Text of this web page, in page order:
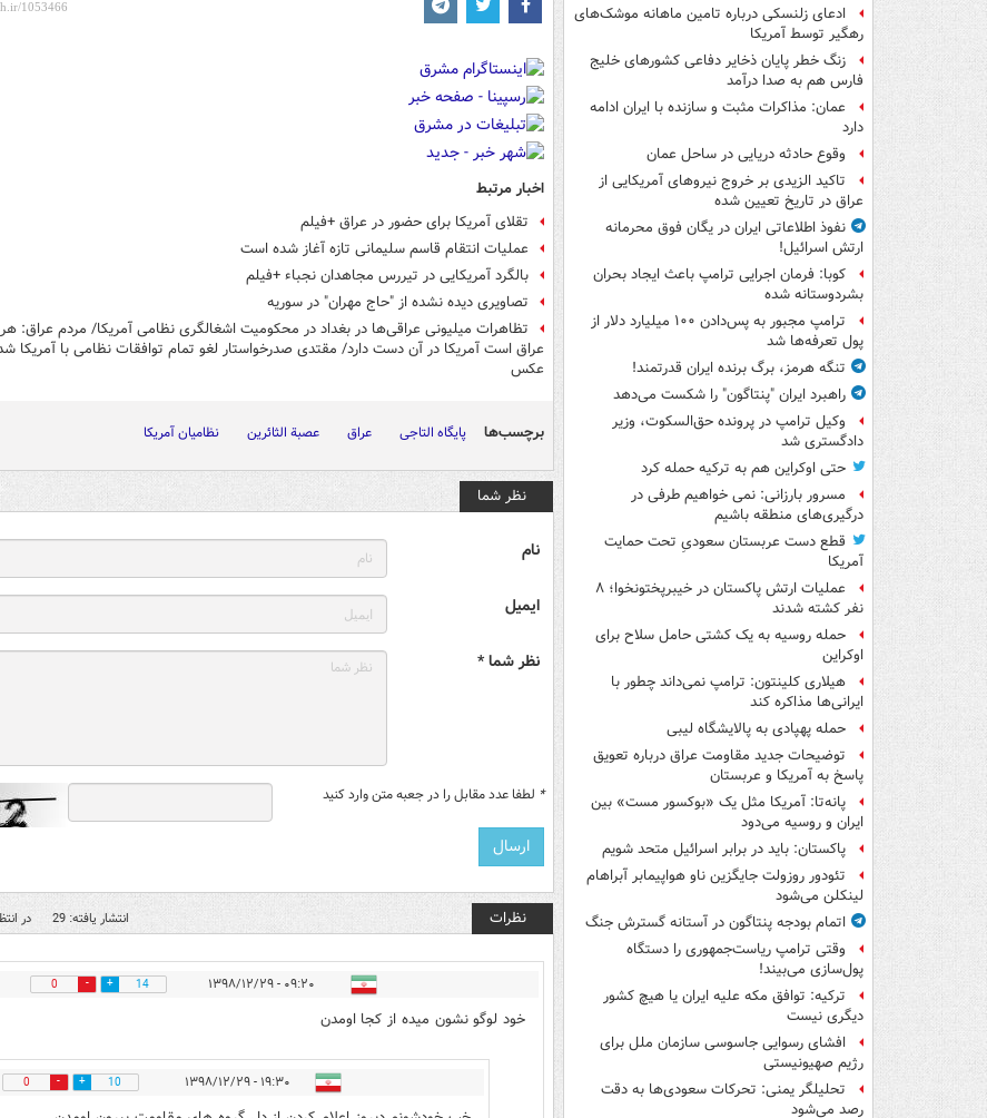
ادعای زلنسکی درباره تامین ماهانه موشک‌های
رهگیر توسط آمریکا
زنگ خطر پایان ذخایر دفاعی کشورهای خلیج
فارس هم به صدا درآمد
عمان: مذاکرات مثبت و سازنده با ایران ادامه
دارد
وقوع حادثه دریایی در ساحل عمان
تاکید الزیدی بر خروج نیروهای آمریکایی از
عراق در تاریخ تعیین شده
نفوذ اطلاعاتی ایران در یگان فوق محرمانه
ارتش اسرائیل!
کوبا: فرمان اجرایی ترامپ باعث ایجاد بحران
بشردوستانه شده
ترامپ مجبور به پس‌دادن ۱۰۰ میلیارد دلار از
پول تعرفه‌ها شد
تنگه هرمز، برگ برنده ایران قدرتمند!
راهبرد ایران "پنتاگون" را شکست می‌دهد
وکیل ترامپ در پرونده حق‌السکوت، وزیر
دادگستری شد
حتی اوکراین هم به ترکیه حمله کرد
مسرور بارزانی: نمی خواهیم طرفی در
درگیری‌های منطقه باشیم
قطع دست عربستان سعودیِ تحت حمایت
آمریکا
عملیات ارتش پاکستان در خیبرپختونخوا؛ ۸
نفر کشته شدند
حمله روسیه به یک کشتی حامل سلاح برای
اوکراین
هیلاری کلینتون: ترامپ نمی‌داند چطور با
ایرانی‌ها مذاکره کند
حمله پهپادی به پالایشگاه لیبی
توضیحات جدید مقاومت عراق درباره تعویق
پاسخ به آمریکا و عربستان
پانه‌تا: آمریکا مثل یک «بوکسور مست» بین
ایران و روسیه می‌دود
پاکستان: باید در برابر اسرائیل متحد شویم
تئودور روزولت جایگزین ناو هواپیمابر آبراهام
لینکلن می‌شود
اتمام بودجه پنتاگون در آستانه گسترش جنگ
وقتی ترامپ ریاست‌جمهوری را دستگاه
پول‌سازی می‌بیند!
ترکیه: توافق مکه علیه ایران یا هیچ کشور
دیگری نیست
افشای رسوایی جاسوسی سازمان ملل برای
رژیم صهیونیستی
تحلیلگر یمنی: تحرکات سعودی‌ها به دقت
رصد می‌شود
اخبار مرتبط
تقلای آمریکا برای حضور در عراق +فیلم
عملیات انتقام قاسم سلیمانی تازه آغاز شده است
بالگرد آمریکایی در تیررس مجاهدان نجباء +فیلم
تصاویری دیده نشده از "حاج مهران" در سوریه
تظاهرات میلیونی عراقی‌ها در بغداد در محکومیت اشغالگری نظامی آمریکا/ مردم عراق:
عراق است آمریکا در آن دست دارد/ مقتدی صدرخواستار لغو تمام توافقات نظامی با آمریکا
عکس
برچسب‌ها پایگاه التاجی عراق عصبة الثائرین نظامیان آمریکا
نظر شما
نام
ایمیل
نظر شما *
* لطفا عدد مقابل را در جعبه متن وارد کنید
نظرات انتشار یافته: 29 در
۰۹:۲۰ - ۱۳۹۸/۱۲/۲۹ 14
0
خود لوگو نشون ميده از كجا اومدن
۱۹:۳۰ - ۱۳۹۸/۱۲/۲۹ 10
0